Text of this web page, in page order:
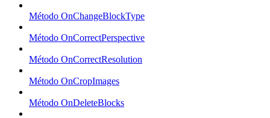
Método OnChangeBlockType
Método OnCorrectPerspective
Método OnCorrectResolution
Método OnCropImages
Método OnDeleteBlocks